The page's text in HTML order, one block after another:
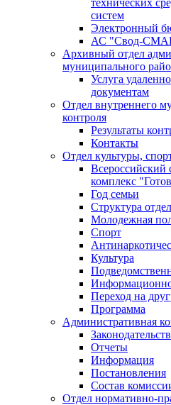
технических
систем
Электронный
АС "Свод-
Архивный отдел
муниципального
Услуга
документам
Отдел внутреннего
контроля
Результаты
Контакты
Отдел культуры,
Всероссийский
комплекс
Год семьи
Структура
Молодежная
Спорт
Культура
Переход на
Программа
Административная
Отчеты
Информация
Постановления
Состав
Отдел нормативно-